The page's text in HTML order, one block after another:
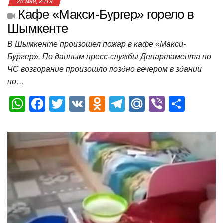
28 мая, 2019
Кафе «Макси-Бургер» горело в
Шымкенте
В Шымкенте произошел пожар в кафе «Макси-
Бургер». По данным пресс-службы Департамента по
ЧС возгорание произошло поздно вечером в здании
по…
W
at
s
A
p
p
F
c
e
b
o
o
k
T
tt
er
V
O
n
o
kl
a
ss
ni
T
e
gr
a
m
M
.R
u
Vi
er п
р
а